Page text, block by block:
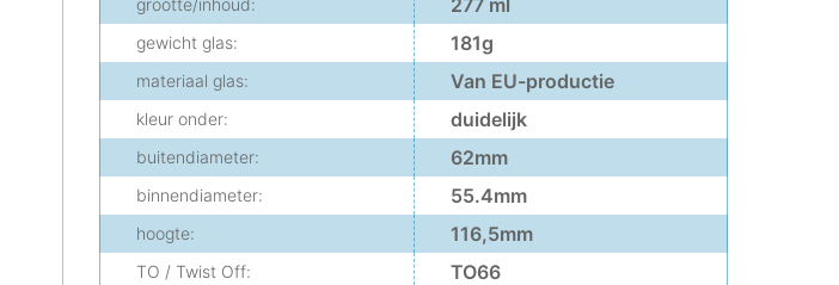
grootte/inhoud: 277 ml
gewicht glas: 181g
materiaal glas: Van EU-productie
kleur onder: duidelijk
buitendiameter: 62mm
binnendiameter: 55.4mm
hoogte: 116,5mm
TO / Twist Off: TO66